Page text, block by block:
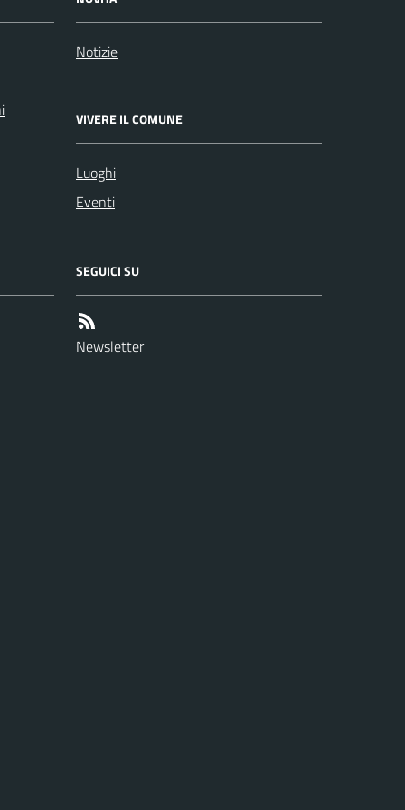
Notizie
VIVERE IL COMUNE
Luoghi
Eventi
SEGUICI SU
Newsletter